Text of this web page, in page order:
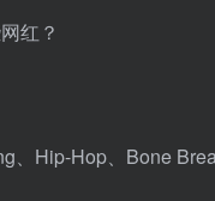
、Hip-Hop、Bone